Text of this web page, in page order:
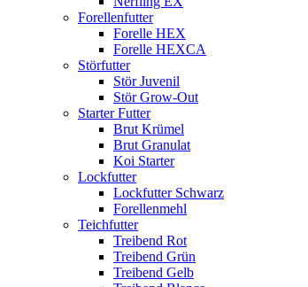
Forellenfutter
Forelle HEX
Forelle HEXCA
Störfutter
Stör Juvenil
Stör Grow-Out
Starter Futter
Brut Krümel
Brut Granulat
Koi Starter
Lockfutter
Lockfutter Schwarz
Forellenmehl
Teichfutter
Treibend Rot
Treibend Grün
Treibend Gelb